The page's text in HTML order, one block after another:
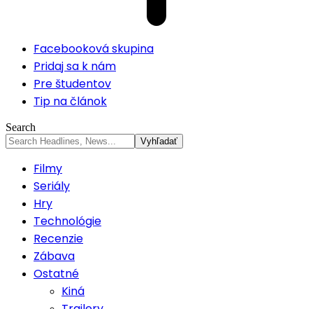
Facebooková skupina
Pridaj sa k nám
Pre študentov
Tip na článok
Search
Filmy
Seriály
Hry
Technológie
Recenzie
Zábava
Ostatné
Kiná